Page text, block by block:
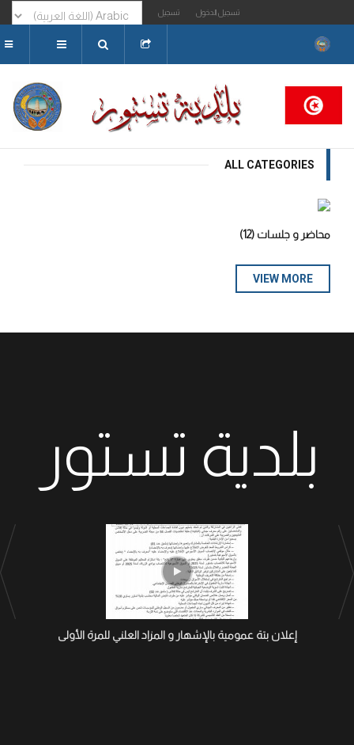
تسجيل الدخول تسجيل
البحث...
ALL CATEGORIES
محاضر و جلسات (12)
VIEW MORE
بلدية تستور
إعلان بتة عمومية بالإشهار و المزاد العلني للمرة الأولى